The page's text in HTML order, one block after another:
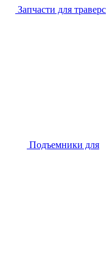
Запчасти для траверс
Подъемники для